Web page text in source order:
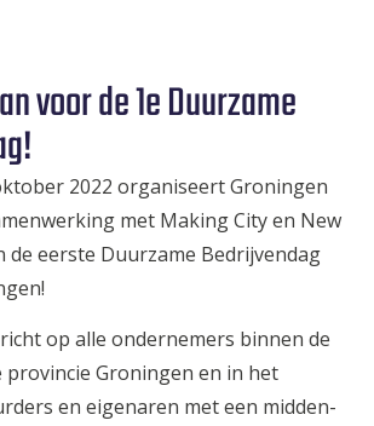
voor de 1e Duurzame
2022 organiseert Groningen
met Making City en New
de eerste Duurzame Bedrijvendag
op alle ondernemers binnen de
provincie Groningen en in het
en eigenaren met een midden-